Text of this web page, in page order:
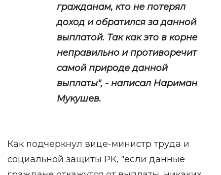
гражданам, кто не потерял
доход и обратился за данной
выплатой. Так как это в корне
неправильно и противоречит
самой природе данной
выплаты", - написал Нариман
Мукушев.
Как подчеркнул вице-министр труда и
социальной защиты РК, "если данные